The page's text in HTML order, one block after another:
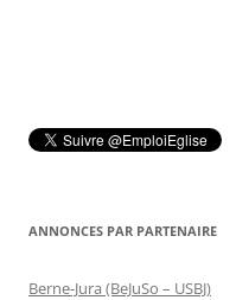
ANNONCES PAR PARTENAIRE
Berne-Jura (BeJuSo – USBJ)